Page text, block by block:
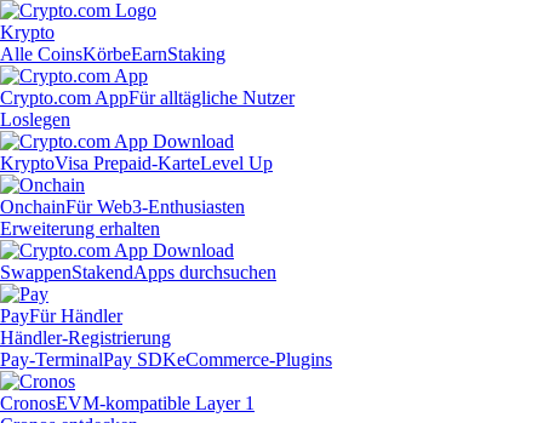
Krypto
Alle CoinsKörbeEarnStaking
Crypto.com AppFür alltägliche Nutzer
Loslegen
KryptoVisa Prepaid-KarteLevel Up
OnchainFür Web3-Enthusiasten
Erweiterung erhalten
SwappenStakendApps durchsuchen
PayFür Händler
Händler-Registrierung
Pay-TerminalPay SDKeCommerce-Plugins
CronosEVM-kompatible Layer 1